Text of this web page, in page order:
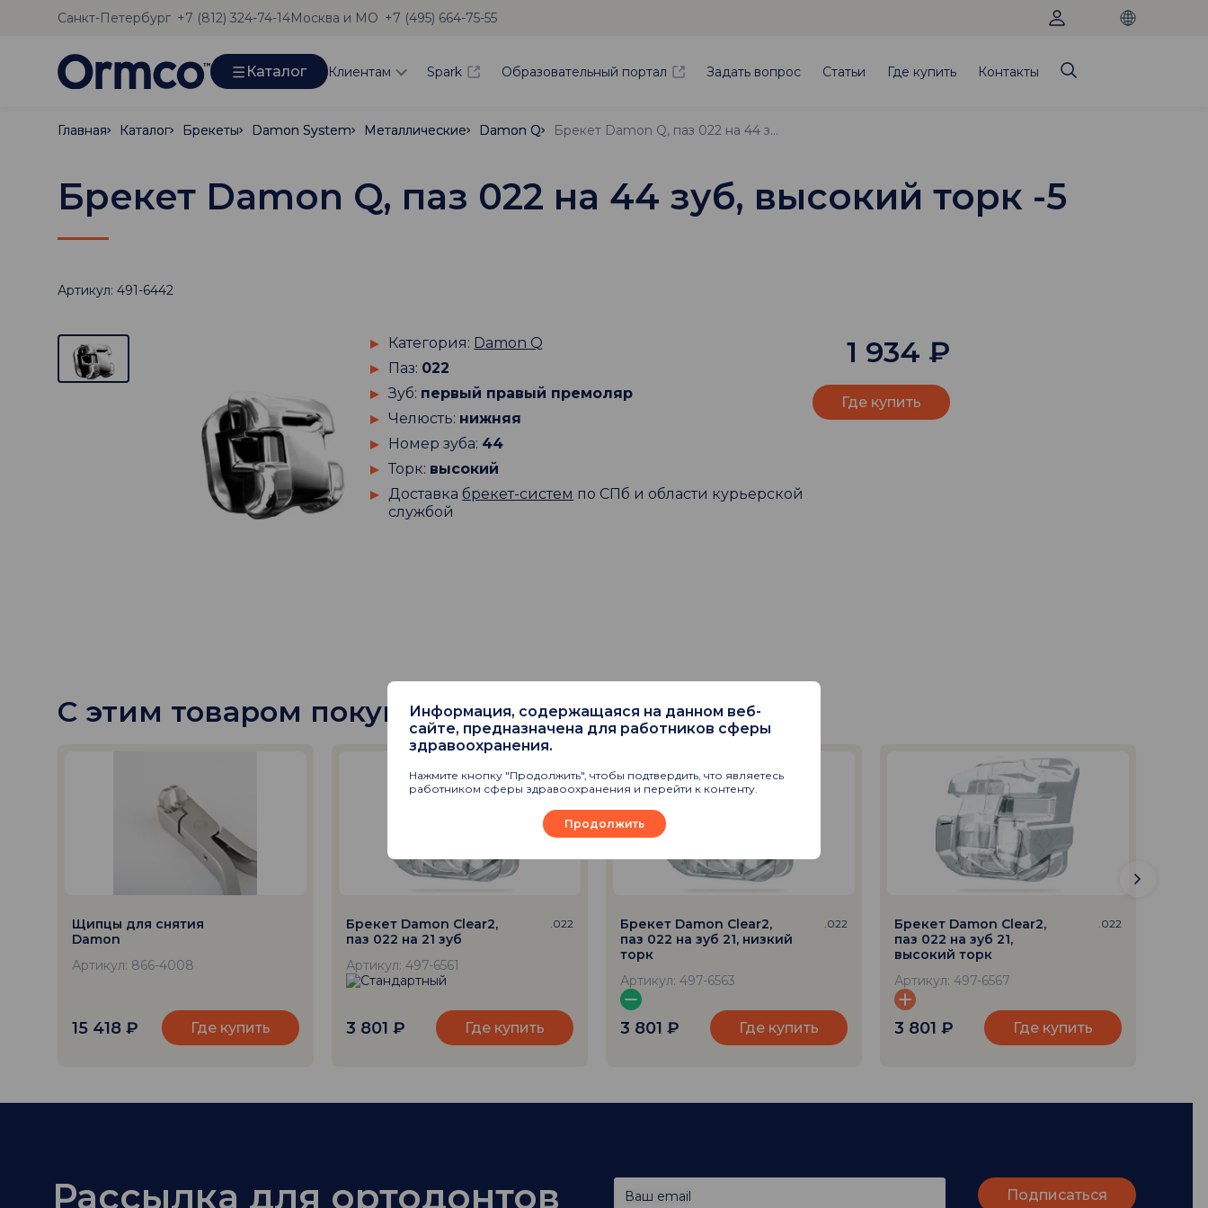
Санкт-Петербург +7 (812) 324-74-14Москва и МО +7 (495) 664-75-55
Каталог Клиентам Spark Образовательный портал Задать вопрос Статьи Где купить Контакты
Главная
Главная Каталог
Каталог Брекеты
Брекеты Damon System
Damon System Металлические
Металлические Damon Q
Damon Q Брекет Damon Q, паз 022 на 44 зуб, высокий торк -5
Брекет Damon Q, паз 022 на 44 зуб, высокий торк -5
Артикул: 491-6442
Категория: Damon Q
Паз: 022
Зуб: первый правый премоляр
Челюсть: нижняя
Номер зуба: 44
Торк: высокий
Доставка брекет-систем по СПб и области курьерской
службой
1 934 ₽
Где купить
С этим товаром покупают
Щипцы для снятия
Damon
Артикул: 866-4008
15 418 ₽ Где купить
Брекет Damon Clear2,
паз 022 на 21 зуб
.022
Артикул: 497-6561
3 801 ₽ Где купить
Брекет Damon Clear2,
паз 022 на зуб 21, низкий
торк
.022
Артикул: 497-6563
3 801 ₽ Где купить
Брекет Damon Clear2,
паз 022 на зуб 21,
высокий торк
.022
Артикул: 497-6567
3 801 ₽ Где купить
Рассылка для ортодонтов Ваш email
Информация, содержащаяся на данном веб-
сайте, предназначена для работников сферы
здравоохранения.
Нажмите кнопку "Продолжить", чтобы подтвердить, что являетесь
работником сферы здравоохранения и перейти к контенту.
Продолжить